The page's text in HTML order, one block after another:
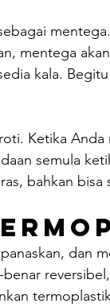
mentega
kala.
Ketika
semula
bahkan bisa
dan